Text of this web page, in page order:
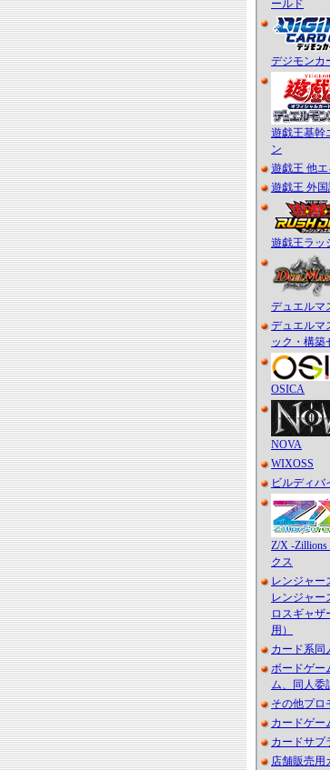
ールド
デジモンカ
遊戯王基幹
ン
遊戯王 他
遊戯王 外国
遊戯王ラッ
デュエルマ
デュエルマ
ック・構築
OSICA
NOVA
WIXOSS
ビルディバ
Z/X -Zillions
クス
レンジャー
レンジャー
ロスギャザ
用）
カード系同
ボードゲー
ム、同人委
その他プロ
カードゲー
カードサプ
店舗販売用